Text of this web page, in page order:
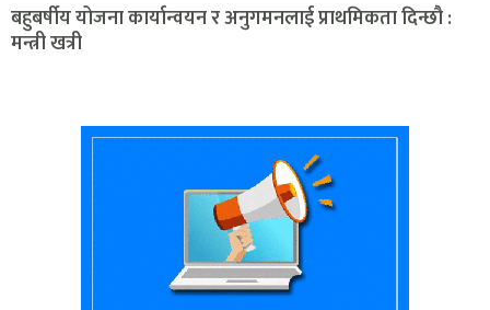
बहुबर्षीय योजना कार्यान्वयन र अनुगमनलाई प्राथमिकता दिन्छौ :
मन्त्री खत्री